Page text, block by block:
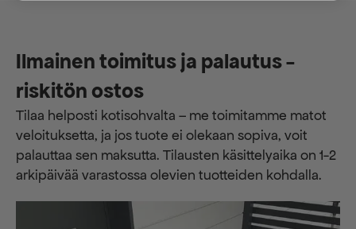
Ilmainen toimitus ja palautus -
riskitön ostos
Tilaa helposti kotisohvalta – me toimitamme matot
veloituksetta, ja jos tuote ei olekaan sopiva, voit
palauttaa sen maksutta. ​​Tilausten käsittelyaika on 1-2
arkipäivää varastossa olevien tuotteiden kohdalla.